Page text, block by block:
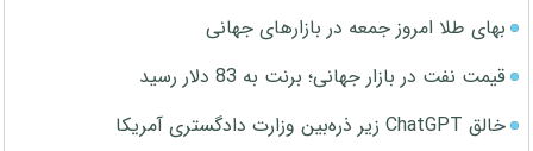
بهای طلا امروز جمعه در بازارهای جهانی
قیمت نفت در بازار جهانی؛ برنت به 83 دلار رسید
خالق ChatGPT زیر ذره‌بین وزارت دادگستری آمریکا